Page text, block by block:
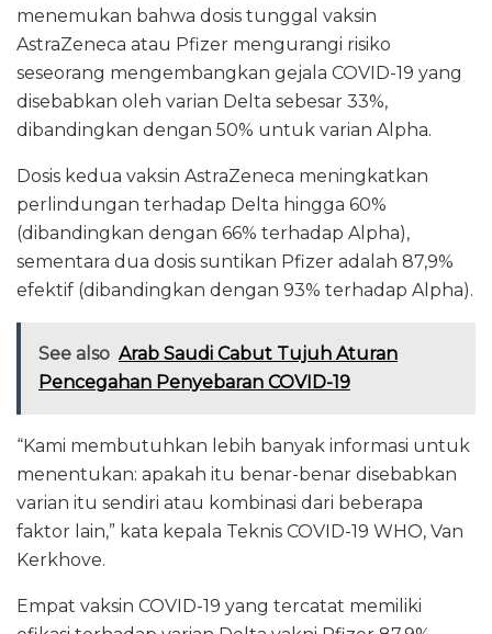
menemukan bahwa dosis tunggal vaksin
AstraZeneca atau Pfizer mengurangi risiko
seseorang mengembangkan gejala COVID-19 yang
disebabkan oleh varian Delta sebesar 33%,
dibandingkan dengan 50% untuk varian Alpha.
Dosis kedua vaksin AstraZeneca meningkatkan
perlindungan terhadap Delta hingga 60%
(dibandingkan dengan 66% terhadap Alpha),
sementara dua dosis suntikan Pfizer adalah 87,9%
efektif (dibandingkan dengan 93% terhadap Alpha).
See also Arab Saudi Cabut Tujuh Aturan
Pencegahan Penyebaran COVID-19
“Kami membutuhkan lebih banyak informasi untuk
menentukan: apakah itu benar-benar disebabkan
varian itu sendiri atau kombinasi dari beberapa
faktor lain,” kata kepala Teknis COVID-19 WHO, Van
Kerkhove.
Empat vaksin COVID-19 yang tercatat memiliki